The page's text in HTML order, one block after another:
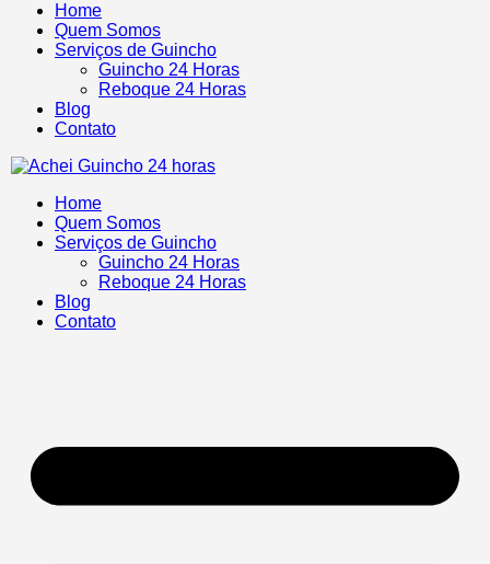
Home
Quem Somos
Serviços de Guincho
Guincho 24 Horas
Reboque 24 Horas
Blog
Contato
Home
Quem Somos
Serviços de Guincho
Guincho 24 Horas
Reboque 24 Horas
Blog
Contato